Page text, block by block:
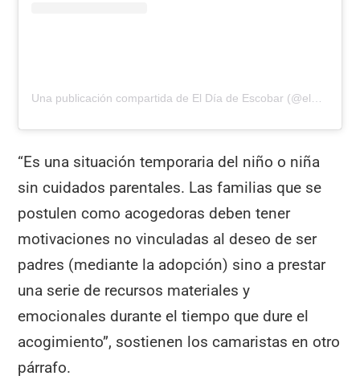
“Es una situación temporaria del niño o niña
sin cuidados parentales. Las familias que se
postulen como acogedoras deben tener
motivaciones no vinculadas al deseo de ser
padres (mediante la adopción) sino a prestar
una serie de recursos materiales y
emocionales durante el tiempo que dure el
acogimiento”, sostienen los camaristas en otro
párrafo.